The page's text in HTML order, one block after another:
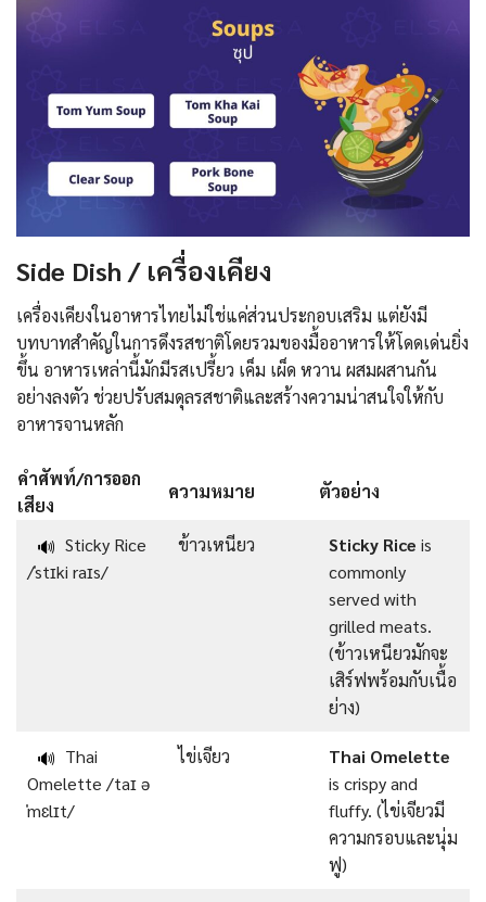
Side Dish / เครื่องเคียง
เครื่องเคียงในอาหารไทยไม่ใช่แค่ส่วนประกอบเสริม แต่ยังมี
บทบาทสำคัญในการดึงรสชาติโดยรวมของมื้ออาหารให้โดดเด่นยิ่ง
ขึ้น อาหารเหล่านี้มักมีรสเปรี้ยว เค็ม เผ็ด หวาน ผสมผสานกัน
อย่างลงตัว ช่วยปรับสมดุลรสชาติและสร้างความน่าสนใจให้กับ
อาหารจานหลัก
คำศัพท์/การออก
เสียง
ความหมาย ตัวอย่าง
🔊 Sticky Rice
/ˈstɪki raɪs/
ข้าวเหนียว Sticky Rice is
commonly
served with
grilled meats.
(ข้าวเหนียวมักจะ
เสิร์ฟพร้อมกับเนื้อ
ย่าง)
🔊 Thai
Omelette /taɪ ə
ˈmɛlɪt/
ไข่เจียว
Thai Omelette
is crispy and
fluffy. (ไข่เจียวมี
ความกรอบและนุ่ม
ฟู)